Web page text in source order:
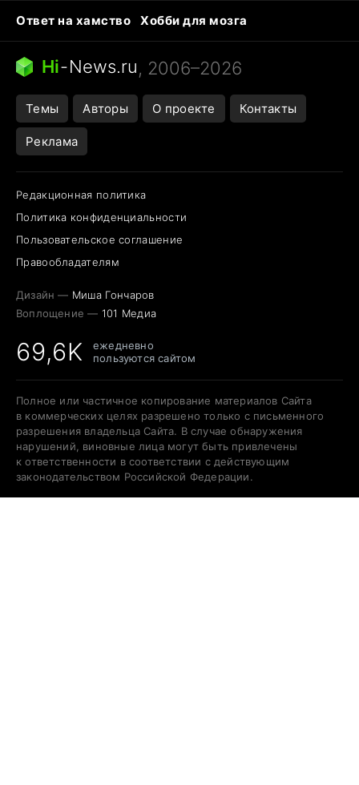
Ответ на хамство
Хобби для мозга
Бензин 100 vs 95
Тунцы в океанариуме
Следующая пандемия
Hi-News.ru, 2006–2026
Темы Авторы О проекте Контакты
Реклама
Редакционная политика
Политика конфиденциальности
Пользовательское соглашение
Правообладателям
Дизайн — Миша Гончаров
Воплощение — 101 Медиа
69,6K
ежедневно
пользуются сайтом
Полное или частичное копирование материалов Сайта
в коммерческих целях разрешено только с письменного
разрешения владельца Сайта. В случае обнаружения
нарушений, виновные лица могут быть привлечены
к ответственности в соответствии с действующим
законодательством Российской Федерации.